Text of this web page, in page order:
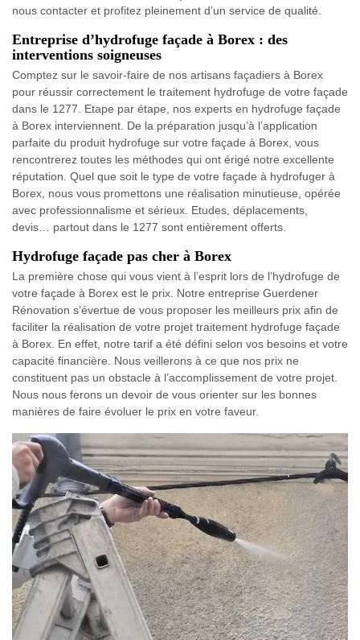
nous contacter et profitez pleinement d’un service de qualité.
Entreprise d’hydrofuge façade à Borex : des
interventions soigneuses
Comptez sur le savoir-faire de nos artisans façadiers à Borex
pour réussir correctement le traitement hydrofuge de votre façade
dans le 1277. Etape par étape, nos experts en hydrofuge façade
à Borex interviennent. De la préparation jusqu’à l’application
parfaite du produit hydrofuge sur votre façade à Borex, vous
rencontrerez toutes les méthodes qui ont érigé notre excellente
réputation. Quel que soit le type de votre façade à hydrofuger à
Borex, nous vous promettons une réalisation minutieuse, opérée
avec professionnalisme et sérieux. Etudes, déplacements,
devis… partout dans le 1277 sont entièrement offerts.
Hydrofuge façade pas cher à Borex
La première chose qui vous vient à l’esprit lors de l’hydrofuge de
votre façade à Borex est le prix. Notre entreprise Guerdener
Rénovation s’évertue de vous proposer les meilleurs prix afin de
faciliter la réalisation de votre projet traitement hydrofuge façade
à Borex. En effet, notre tarif a été défini selon vos besoins et votre
capacité financière. Nous veillerons à ce que nos prix ne
constituent pas un obstacle à l’accomplissement de votre projet.
Nous nous ferons un devoir de vous orienter sur les bonnes
manières de faire évoluer le prix en votre faveur.